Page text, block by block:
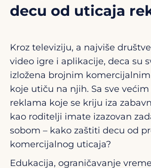
decu od uticaja
Kroz televiziju, a najviše
video igre i aplikacije, deca su
izložena brojnim
koje utiču na njih. Sa sve
reklama koje se kriju iza
kao roditelji imate izazovan
sobom – kako zaštiti decu od
komercijalnog uticaja?
Edukacija, ograničavanje